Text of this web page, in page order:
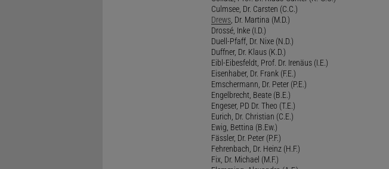
Culmsee, Dr. Carsten (C.C.)
Drews, Dr. Martina (M.D.)
Drossé, Inke (I.D.)
Duell-Pfaff, Dr. Nixe (N.D.)
Duffner, Dr. Klaus (K.D.)
Eibl-Eibesfeldt, Prof. Dr. Irenäus (I.E.)
Eisenhaber, Dr. Frank (F.E.)
Emschermann, Dr. Peter (P.E.)
Engelbrecht, Beate (B.E.)
Engeser, PD Dr. Theo (T.E.)
Eurich, Dr. Christian (C.E.)
Ewig, Bettina (B.Ew.)
Fässler, Dr. Peter (P.F.)
Fehrenbach, Dr. Heinz (H.F.)
Fix, Dr. Michael (M.F.)